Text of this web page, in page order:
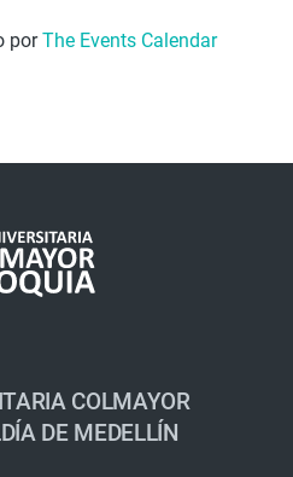
porThe Events Calendar
COLMAYOR
DE MEDELLÍN